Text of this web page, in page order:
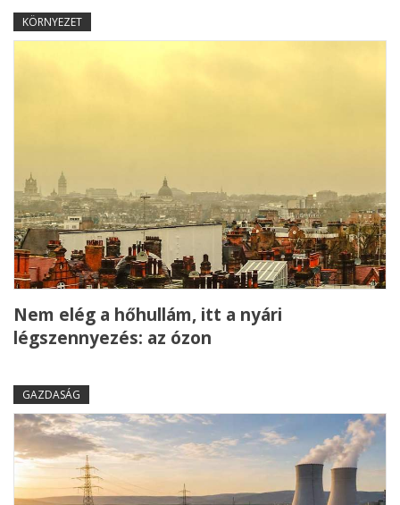
KÖRNYEZET
Nem elég a hőhullám, itt a nyári
légszennyezés: az ózon
GAZDASÁG